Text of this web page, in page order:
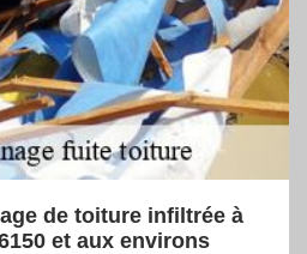
de toiture infiltrée à
et aux environs